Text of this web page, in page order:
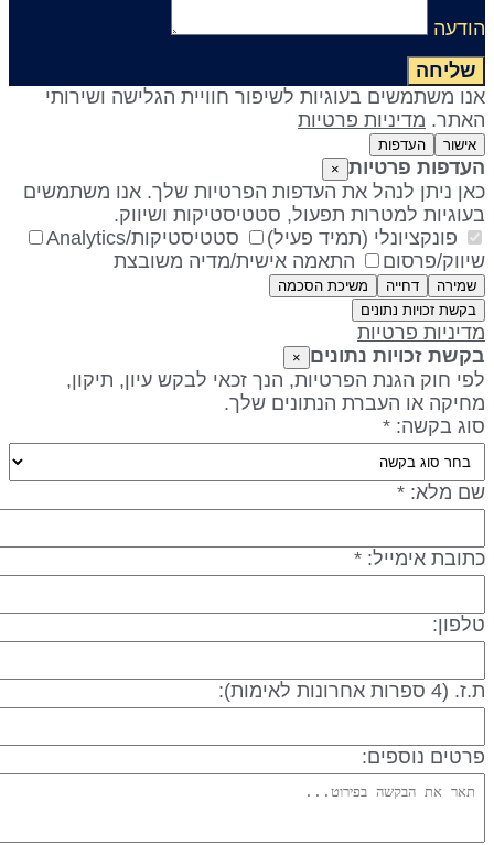
שליחה
משתמשים בעוגיות לשיפור חוויית הגלישה ושירותי
מדיניות פרטיות
אישור העדפות
פרטיות ×
ניתן לנהל את העדפות הפרטיות שלך. אנו משתמשים
למטרות תפעול, סטטיסטיקות ושיווק.
פונקציונלי (תמיד פעיל)
סטטיסטיקות/Analytics
פרסום
התאמה אישית/מדיה משובצת
שמירה דחייה
משיכת הסכמה
בקשת זכויות נתונים
פרטיות
זכויות נתונים
חוק הגנת הפרטיות, הנך זכאי לבקש עיון, תיקון,
או העברת הנתונים שלך.
בקשה: *
מלא: *
אימייל: *
ספרות אחרונות לאימות):
נוספים: